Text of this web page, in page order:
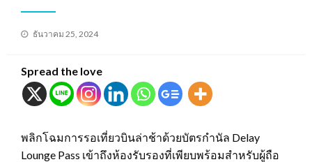
Posted
ธันวาคม 25, 2024
Spread the love
พลิกโฉมการรอเที่ยวบินล่าช้าด้วยบัตรกำนัล Delay
Lounge Pass เข้าถึงห้องรับรองที่เพียบพร้อมสำหรับผู้ถือ